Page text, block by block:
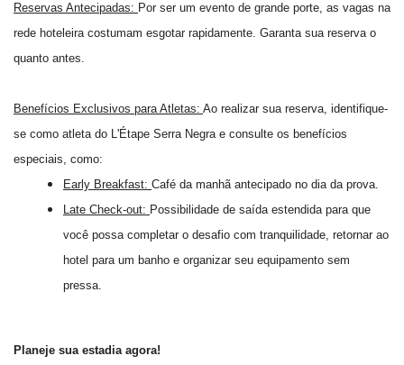
Reservas Antecipadas: Por ser um evento de grande porte, as vagas na
rede hoteleira costumam esgotar rapidamente. Garanta sua reserva o
quanto antes.
Benefícios Exclusivos para Atletas: Ao realizar sua reserva, identifique-
se como atleta do L'Étape Serra Negra e consulte os benefícios
especiais, como:
Early Breakfast: Café da manhã antecipado no dia da prova.
Late Check-out: Possibilidade de saída estendida para que
você possa completar o desafio com tranquilidade, retornar ao
hotel para um banho e organizar seu equipamento sem
pressa.
Planeje sua estadia agora!